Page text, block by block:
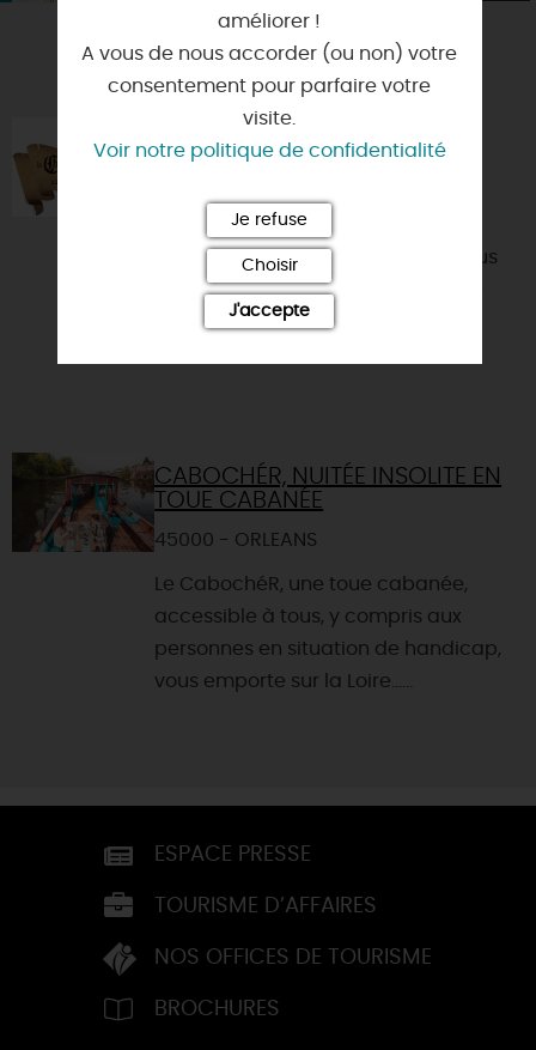
VOUS AIMEREZ AUSSI
LA CHASSE AU TRÉSORLÉANS
Vous aimez le patrimoine ? Les
enquêtes ? Les escape game ? Vous
voulez faire une activité de groupe
ludique ? Rejoignez-nous p...
CABOCHÉR, NUITÉE INSOLITE EN
TOUE CABANÉE
45000 - ORLEANS
Le CabochéR, une toue cabanée,
accessible à tous, y compris aux
personnes en situation de handicap,
vous emporte sur la Loire......
ESPACE PRESSE
TOURISME D’AFFAIRES
NOS OFFICES DE TOURISME
BROCHURES
améliorer !
A vous de nous accorder (ou non) votre
consentement pour parfaire votre
visite.
Voir notre politique de confidentialité
Je refuse
Choisir
J'accepte